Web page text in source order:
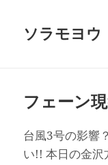
ソラモヨウ
フェーン
台風3号の影
い!! 本日の金沢